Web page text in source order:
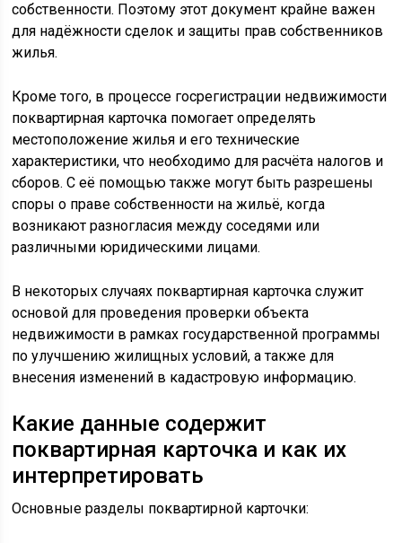
собственности. Поэтому этот документ крайне важен
для надёжности сделок и защиты прав собственников
жилья.
Кроме того, в процессе госрегистрации недвижимости
поквартирная карточка помогает определять
местоположение жилья и его технические
характеристики, что необходимо для расчёта налогов и
сборов. С её помощью также могут быть разрешены
споры о праве собственности на жильё, когда
возникают разногласия между соседями или
различными юридическими лицами.
В некоторых случаях поквартирная карточка служит
основой для проведения проверки объекта
недвижимости в рамках государственной программы
по улучшению жилищных условий, а также для
внесения изменений в кадастровую информацию.
Какие данные содержит
поквартирная карточка и как их
интерпретировать
Основные разделы поквартирной карточки: